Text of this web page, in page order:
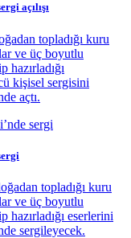
açılışı
topladığı kuru
ve üç boyutlu
kişisel sergisini
açtı.
topladığı kuru
ve üç boyutlu
eserlerini
sergileyecek.